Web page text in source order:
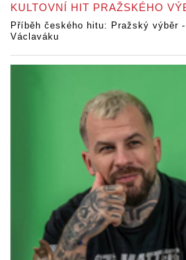
KULTOVNÍ HIT PRAŽSKÉHO
Příběh českého hitu: Pražský výběr
Václaváku